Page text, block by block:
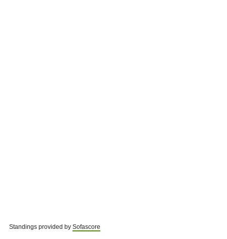
Standings provided by Sofascore